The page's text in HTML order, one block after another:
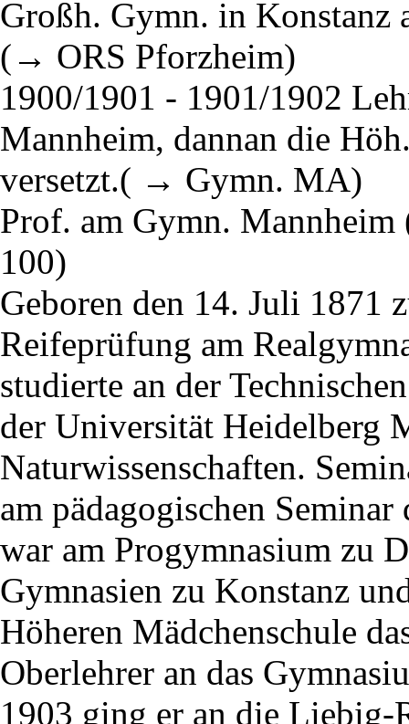
Großh. Gymn. in Konstanz
(→ ORS Pforzheim)
1900/1901 - 1901/1902
Mannheim, dannan die
versetzt.( → Gymn. MA)
Prof. am Gymn.
100)
Geboren den 14. Juli 1871
Reifeprüfung am
studierte an der
der Universität Heidelberg
Naturwissenschaften.
am pädagogischen
war am Progymnasium zu
Gymnasien zu Konstanz
Höheren Mädchenschule
Oberlehrer an das
1903 ging er an die